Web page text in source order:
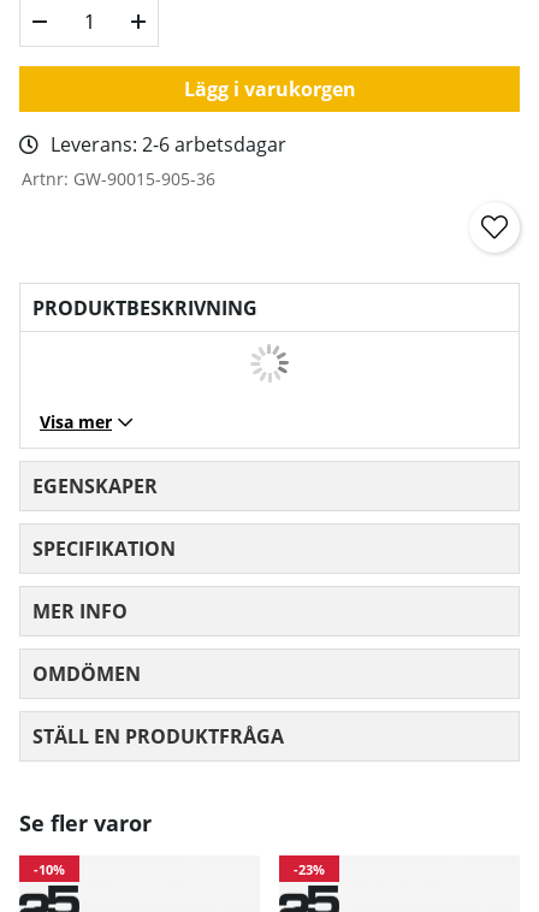
Lägg i varukorgen
Leverans: 2-6 arbetsdagar
Artnr: GW-90015-905-36
PRODUKTBESKRIVNING
Visa mer
EGENSKAPER
SPECIFIKATION
MER INFO
OMDÖMEN
STÄLL EN PRODUKTFRÅGA
Se fler varor
-10% -23%